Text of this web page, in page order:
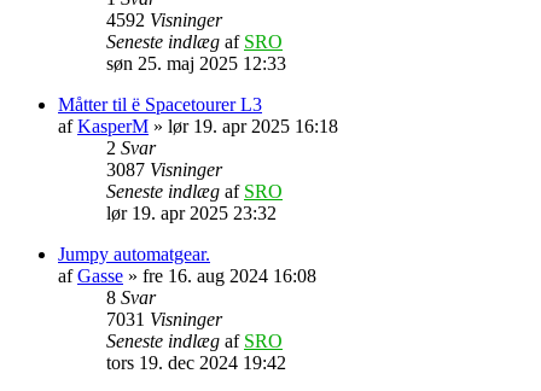
4592 Visninger
Seneste indlæg af SRO
søn 25. maj 2025 12:33
Måtter til ë Spacetourer L3
afKasperM » lør 19. apr 2025 16:18
2 Svar
3087 Visninger
Seneste indlæg af SRO
lør 19. apr 2025 23:32
Jumpy automatgear.
afGasse » fre 16. aug 2024 16:08
8 Svar
7031 Visninger
Seneste indlæg af SRO
tors 19. dec 2024 19:42